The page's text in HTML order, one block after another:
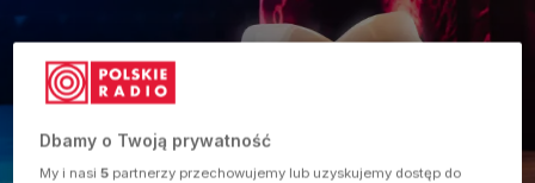
Dbamy o Twoją prywatność
My i nasi5 partnerzy przechowujemy lub uzyskujemy dostęp do